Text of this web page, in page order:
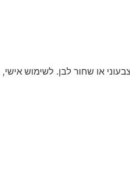
או שחור לבן. לשימוש